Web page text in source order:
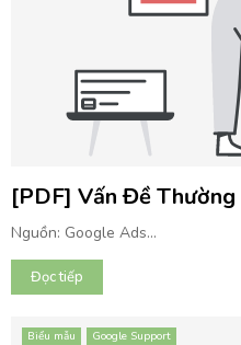
[PDF] Vấn Đề Thường
Nguồn: Google Ads...
Đọc tiếp
Biểu mẫu Google Support